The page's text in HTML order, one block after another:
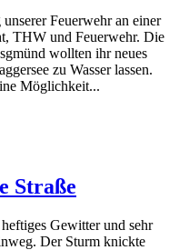
Feuerwehr an einer
THW und Feuerwehr. Die
wollten ihr neues
zu Wasser lassen.
Möglichkeit...
Straße
Gewitter und sehr
Der Sturm knickte